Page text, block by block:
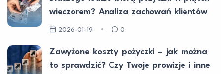
wieczorem? Analiza zachowań klientów
2026-01-19 0
Zawyżone koszty pożyczki – jak można
to sprawdzić? Czy Twoje prowizje i inne